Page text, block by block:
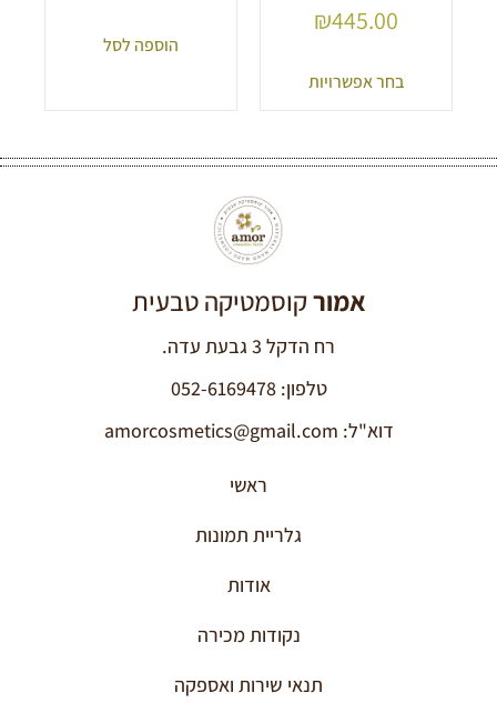
₪445.00
בחר אפשרויות
הוספה לסל
אמורקוסמטיקה טבעית
רח הדקל 3 גבעת עדה.
טלפון: 052-6169478
דוא"ל: amorcosmetics@gmail.com
ראשי
גלריית תמונות
אודות
נקודות מכירה
תנאי שירות ואספקה